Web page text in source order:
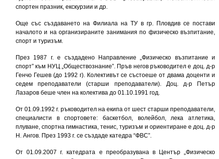
спортен празник, екскурзии и др.
Още със създаването на Филиала на ТУ в гр. Пловдив се постави
началото и на организираните занимания по физическо възпитание,
спорт и туризъм.
През 1987 г. е създадено Направление „Физическо възпитание и
спорт” към НУЦ „Обществознание”. Пръв негов ръководител е доц. д-р
Генчо Гешев (до 1992 г). Колективът се състоеше от двама доценти и
седем преподаватели (старши преподаватели). Доц. д-р Петър
Лазаров беше член на колектива до 01.10.1991 год.
От 01.09.1992 г. ръководител на екипа от шест старши преподаватели,
специалисти в спортовете: баскетбол, волейбол, лека атлетика,
плуване, спортна гимнастика, тенис, туризъм и ориентиране е доц. д-р
Н. Ангов. През 1993 г. се създаде катедра “ФВС”.
От 01.09.2007 г. катедрата е преобразувана в Център „Физическо